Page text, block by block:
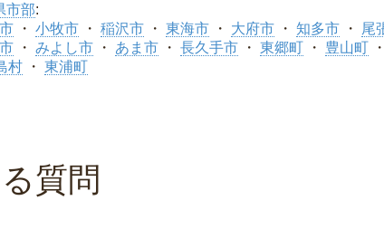
市部:
小牧市 稲沢市 東海市 大府市 知多市
尾
みよし市 あま市 長久手市 東郷町 豊山町
村 東浦町
質問